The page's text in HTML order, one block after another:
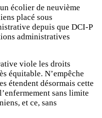
écolier de neuvième
placé sous
depuis que DCI-P
administratives
viole les droits
équitable. N’empêche
étendent désormais cette
sans limite
et ce, sans